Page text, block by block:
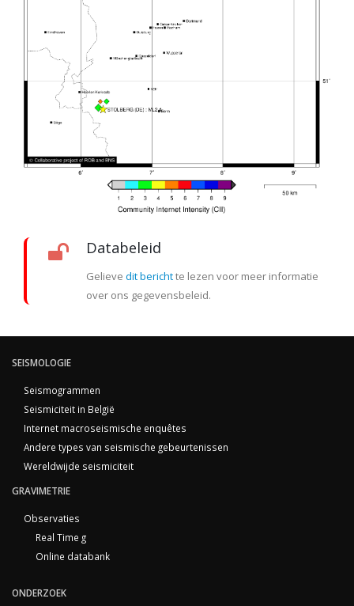
Databeleid
Gelieve dit berichtte lezen voor meer informatie
over ons gegevensbeleid.
SEISMOLOGIE
Seismogrammen
Seismiciteit in België
Internet macroseismische enquêtes
Andere types van seismische gebeurtenissen
Wereldwijde seismiciteit
GRAVIMETRIE
Observaties
Real Time g
Online databank
ONDERZOEK